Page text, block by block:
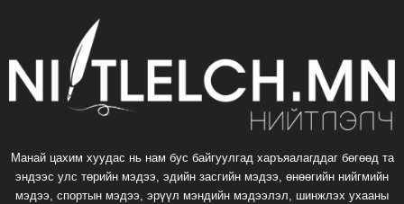
Манай цахим хуудас нь нам бус байгуулгад харъяалагддаг бөгөөд та
эндээс улс төрийн мэдээ, эдийн засгийн мэдээ, өнөөгийн нийгмийн
мэдээ, спортын мэдээ, эрүүл мэндийн мэдээлэл, шинжлэх ухааны